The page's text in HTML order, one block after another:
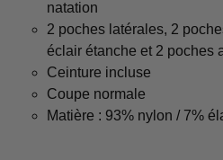
natation
2 poches latérales, 2
éclair étanche et 2 poches
Ceinture incluse
Coupe normale
Matière : 93% nylon / 7%